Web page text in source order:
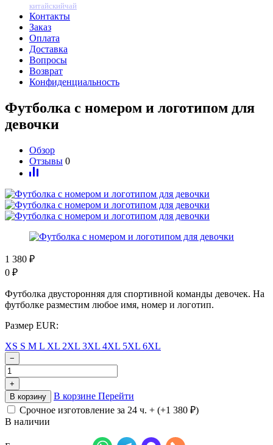
китайскийчай
Контакты
Заказ
Оплата
Доставка
Вопросы
Возврат
Конфиденциальность
Футболка с номером и логотипом для
девочки
Обзор
Отзывы 0
1 380 ₽
0 ₽
Футболка двусторонняя для спортивной команды девочек. На
футболке разместим любое имя, номер и логотип.
Размер EUR:
XS S M L XL 2XL 3XL 4XL 5XL 6XL
−
+
В корзину
В корзине Перейти
Срочное изготовление за 24 ч. + (+1 380 ₽)
В наличии